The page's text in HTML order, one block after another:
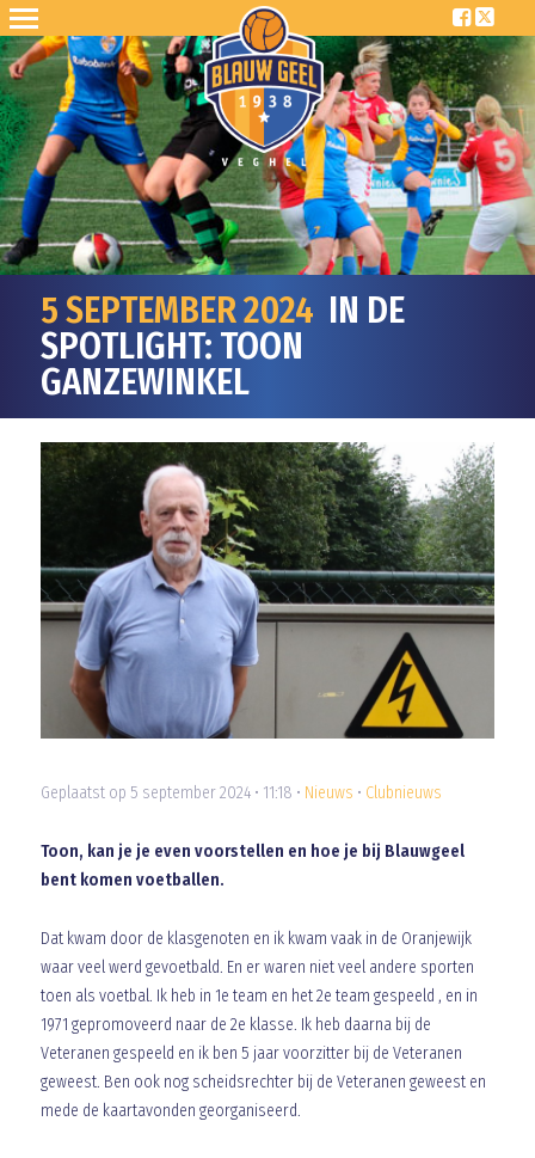
5 SEPTEMBER 2024 IN DE
SPOTLIGHT: TOON
GANZEWINKEL
Geplaatst op 5 september 2024 • 11:18 • Nieuws • Clubnieuws
Toon, kan je je even voorstellen en hoe je bij Blauwgeel
bent komen voetballen.
Dat kwam door de klasgenoten en ik kwam vaak in de Oranjewijk
waar veel werd gevoetbald. En er waren niet veel andere sporten
toen als voetbal. Ik heb in 1e team en het 2e team gespeeld , en in
1971 gepromoveerd naar de 2e klasse. Ik heb daarna bij de
Veteranen gespeeld en ik ben 5 jaar voorzitter bij de Veteranen
geweest. Ben ook nog scheidsrechter bij de Veteranen geweest en
mede de kaartavonden georganiseerd.